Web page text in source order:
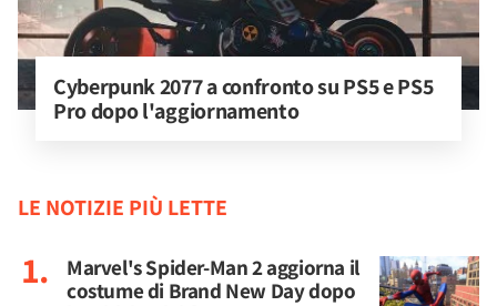
Cyberpunk 2077 a confronto su PS5 e PS5
Pro dopo l'aggiornamento
LE NOTIZIE PIÙ LETTE
Marvel's Spider-Man 2 aggiorna il
costume di Brand New Day dopo